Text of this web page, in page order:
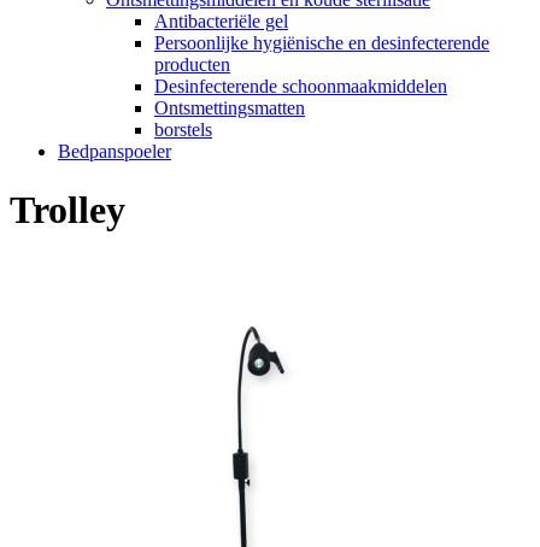
Antibacteriële gel
Persoonlijke hygiënische en desinfecterende
producten
Desinfecterende schoonmaakmiddelen
Ontsmettingsmatten
borstels
Bedpanspoeler
Trolley